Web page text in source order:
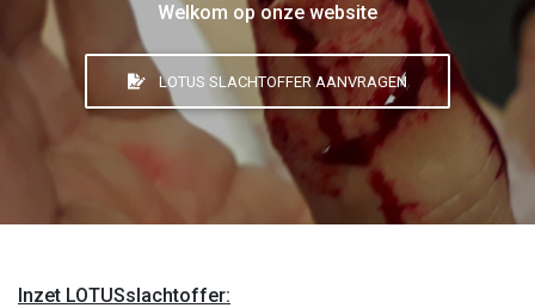
Welkom op onze website
LOTUS SLACHTOFFER AANVRAGEN
Inzet LOTUSslachtoffer: